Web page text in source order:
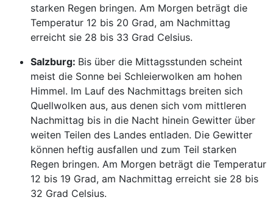
starken Regen bringen. Am Morgen beträgt die
Temperatur 12 bis 20 Grad, am Nachmittag
erreicht sie 28 bis 33 Grad Celsius.
Salzburg: Bis über die Mittagsstunden scheint
meist die Sonne bei Schleierwolken am hohen
Himmel. Im Lauf des Nachmittags breiten sich
Quellwolken aus, aus denen sich vom mittleren
Nachmittag bis in die Nacht hinein Gewitter über
weiten Teilen des Landes entladen. Die Gewitter
können heftig ausfallen und zum Teil starken
Regen bringen. Am Morgen beträgt die Temperatur
12 bis 19 Grad, am Nachmittag erreicht sie 28 bis
32 Grad Celsius.